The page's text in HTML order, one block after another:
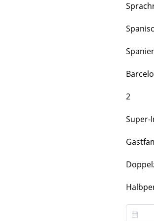
2
Super-